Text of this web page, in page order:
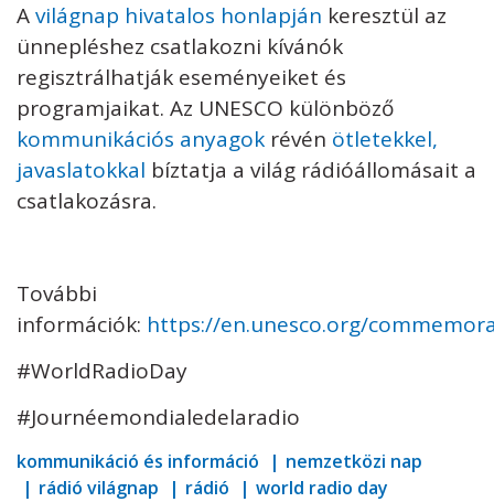
Avilágnap hivatalos honlapján keresztül az
ünnepléshez csatlakozni kívánók
regisztrálhatják eseményeiket és
programjaikat. Az UNESCO különböző
kommunikációs anyagok révén ötletekkel,
javaslatokkal bíztatja a világ rádióállomásait a
csatlakozásra.
További
információk: https://en.unesco.org/
#WorldRadioDay
#Journéemondialedelaradio
kommunikáció és információ
nemzetközi nap
rádió világnap
rádió world radio day